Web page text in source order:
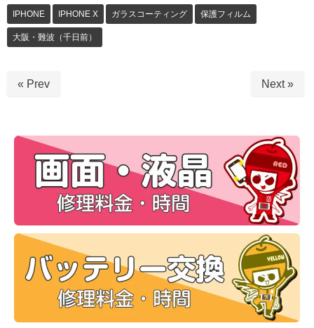
IPHONE IPHONE X ガラスコーティング 保護フィルム
大阪・難波（千日前）
« Prev Next »